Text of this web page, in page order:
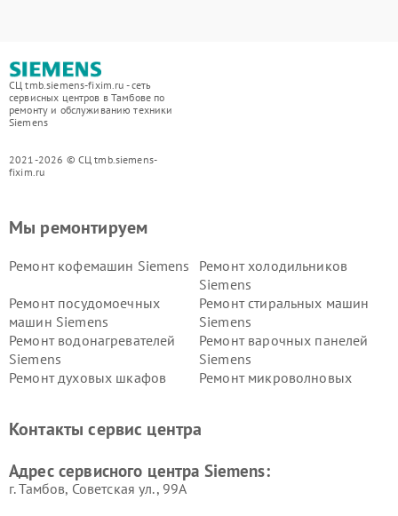
СЦ tmb.siemens-fixim.ru - сеть
сервисных центров в Тамбове по
ремонту и обслуживанию техники
Siemens
2021-2026 © СЦ tmb.siemens-
fixim.ru
Мы ремонтируем
Ремонт кофемашин Siemens
Ремонт холодильников
Siemens
Ремонт посудомоечных
машин Siemens
Ремонт стиральных машин
Siemens
Ремонт водонагревателей
Siemens
Ремонт варочных панелей
Siemens
Ремонт духовых шкафов
Ремонт микроволновых
Siemens
Siemens
Siemens
Siemens
Контакты сервис центра
Адрес сервисного центра Siemens:
г. Тамбов, Советская ул., 99А